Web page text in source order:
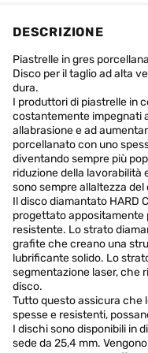
DESCRIZIONE
Piastrelle in gres
Disco per il taglio ad alta
dura.
I produttori di piastrelle in
costantemente impegnati
allabrasione e ad
porcellanato con uno
diventando sempre più
riduzione della lavorabilità
sono sempre allaltezza del
Il disco diamantato HARD
progettato appositamente
resistente. Lo strato
grafite che creano una
lubrificante solido. Lo
segmentazione laser, che
disco.
Tutto questo assicura che
spesse e resistenti,
I dischi sono disponibili in
sede da 25,4 mm.